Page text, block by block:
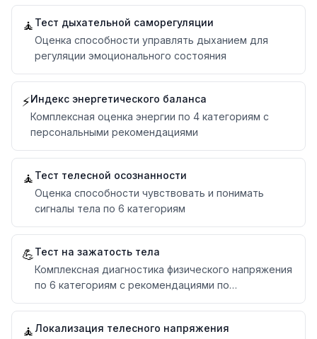
🧘 Тест дыхательной саморегуляции
Оценка способности управлять дыханием для
регуляции эмоционального состояния
⚡Индекс энергетического баланса
Комплексная оценка энергии по 4 категориям с
персональными рекомендациями
🧘 Тест телесной осознанности
Оценка способности чувствовать и понимать
сигналы тела по 6 категориям
💪Тест на зажатость тела
Комплексная диагностика физического напряжения
по 6 категориям с рекомендациями по
расслаблению
🧘 Локализация телесного напряжения